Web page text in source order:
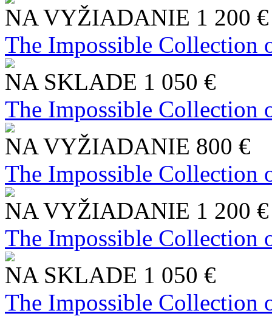
NA VYŽIADANIE 1 200 €
The Impossible Collection
NA SKLADE 1 050 €
The Impossible Collection
NA VYŽIADANIE 800 €
The Impossible Collection
NA VYŽIADANIE 1 200 €
The Impossible Collection
NA SKLADE 1 050 €
The Impossible Collection